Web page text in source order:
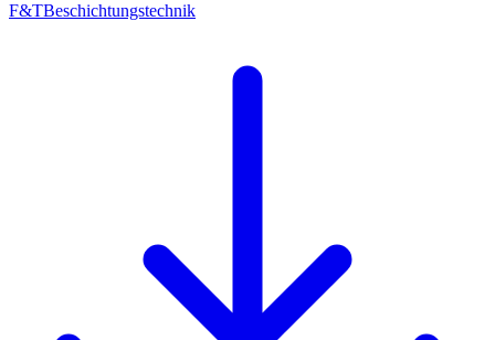
F&TBeschichtungstechnik